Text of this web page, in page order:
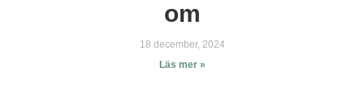
om
18 december, 2024
Läs mer »